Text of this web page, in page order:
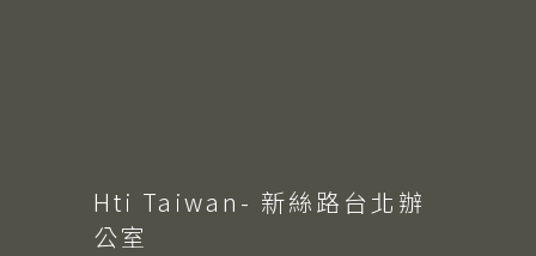
Hti Taiwan- 新絲路台北辦
公室